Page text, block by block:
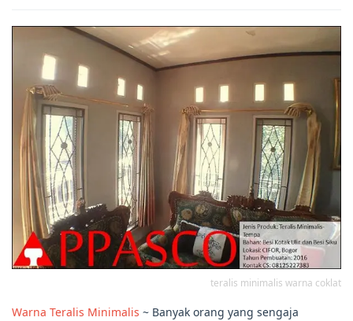
teralis minimalis warna coklat
Warna Teralis Minimalis ~ Banyak orang yang sengaja